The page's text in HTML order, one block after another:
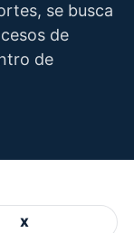
se busca
de
de
X